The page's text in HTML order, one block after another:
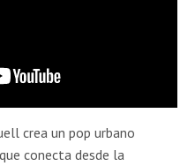
crea un pop urbano
conecta desde la